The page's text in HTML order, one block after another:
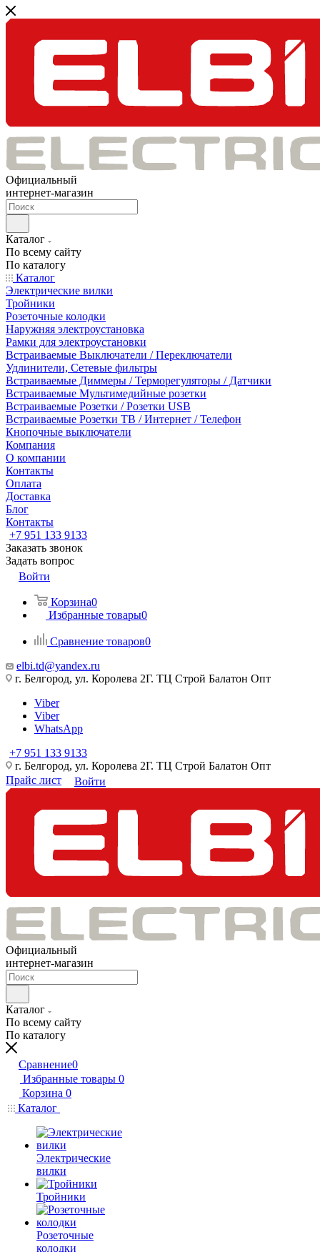
Официальный
интернет-магазин
Каталог
По всему сайту
По каталогу
Каталог
Электрические вилки
Тройники
Розеточные колодки
Наружняя электроустановка
Рамки для электроустановки
Встраиваемые Выключатели / Переключатели
Удлинители, Сетевые фильтры
Встраиваемые Диммеры / Терморегуляторы / Датчики
Встраиваемые Мультимедийные розетки
Встраиваемые Розетки / Розетки USB
Встраиваемые Розетки ТВ / Интернет / Телефон
Кнопочные выключатели
Компания
О компании
Контакты
Оплата
Доставка
Блог
Контакты
+7 951 133 9133
Заказать звонок
Задать вопрос
Войти
Корзина0
Избранные товары0
Сравнение товаров0
elbi.td@yandex.ru
г. Белгород, ул. Королева 2Г. ТЦ Строй Балатон Опт
Viber
Viber
WhatsApp
+7 951 133 9133
г. Белгород, ул. Королева 2Г. ТЦ Строй Балатон Опт
Прайс лист
Войти
Официальный
интернет-магазин
Каталог
По всему сайту
По каталогу
Сравнение0
Избранные товары 0
Корзина 0
Каталог
Электрические
вилки
Тройники
Розеточные
колодки